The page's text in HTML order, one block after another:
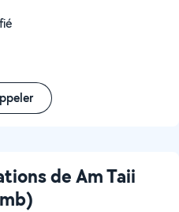
de Am Taii